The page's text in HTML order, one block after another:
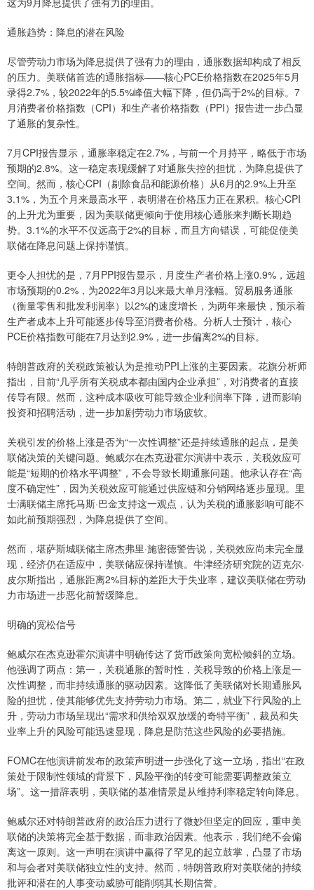
通胀趋势：降息的潜在风险
尽管劳动力市场为降息提供了强有力的理由，通胀数据却构成了相反
的压力。美联储首选的通胀指标——核心PCE价格指数在2025年5月
录得2.7%，较2022年的5.5%峰值大幅下降，但仍高于2%的目标。7
月消费者价格指数（CPI）和生产者价格指数（PPI）报告进一步凸显
了通胀的复杂性。
7月CPI报告显示，通胀率稳定在2.7%，与前一个月持平，略低于市场
预期的2.8%。这一稳定表现缓解了对通胀失控的担忧，为降息提供了
空间。然而，核心CPI（剔除食品和能源价格）从6月的2.9%上升至
3.1%，为五个月来最高水平，表明潜在价格压力正在累积。核心CPI
的上升尤为重要，因为美联储更倾向于使用核心通胀来判断长期趋
势。3.1%的水平不仅远高于2%的目标，而且方向错误，可能促使美
联储在降息问题上保持谨慎。
更令人担忧的是，7月PPI报告显示，月度生产者价格上涨0.9%，远超
市场预期的0.2%，为2022年3月以来最大单月涨幅。贸易服务通胀
（衡量零售和批发利润率）以2%的速度增长，为两年来最快，预示着
生产者成本上升可能逐步传导至消费者价格。分析人士预计，核心
PCE价格指数可能在7月达到2.9%，进一步偏离2%的目标。
特朗普政府的关税政策被认为是推动PPI上涨的主要因素。花旗分析师
指出，目前“几乎所有关税成本都由国内企业承担”，对消费者的直接
传导有限。然而，这种成本吸收可能导致企业利润率下降，进而影响
投资和招聘活动，进一步加剧劳动力市场疲软。
关税引发的价格上涨是否为“一次性调整”还是持续通胀的起点，是美
联储决策的关键问题。鲍威尔在杰克逊霍尔演讲中表示，关税效应可
能是“短期的价格水平调整”，不会导致长期通胀问题。他承认存在“高
度不确定性”，因为关税效应可能通过供应链和分销网络逐步显现。里
士满联储主席托马斯·巴金支持这一观点，认为关税的通胀影响可能不
如此前预期强烈，为降息提供了空间。
然而，堪萨斯城联储主席杰弗里·施密德警告说，关税效应尚未完全显
现，经济仍在适应中，美联储应保持谨慎。牛津经济研究院的迈克尔·
皮尔斯指出，通胀距离2%目标的差距大于失业率，建议美联储在劳动
力市场进一步恶化前暂缓降息。
明确的宽松信号
鲍威尔在杰克逊霍尔演讲中明确传达了货币政策向宽松倾斜的立场。
他强调了两点：第一，关税通胀的暂时性，关税导致的价格上涨是一
次性调整，而非持续通胀的驱动因素。这降低了美联储对长期通胀风
险的担忧，使其能够优先支持劳动力市场。第二，就业下行风险的上
升，劳动力市场呈现出“需求和供给双双放缓的奇特平衡”，裁员和失
业率上升的风险可能迅速显现，降息是防范这些风险的必要措施。
FOMC在他演讲前发布的政策声明进一步强化了这一立场，指出“在政
策处于限制性领域的背景下，风险平衡的转变可能需要调整政策立
场”。这一措辞表明，美联储的基准情景是从维持利率稳定转向降息。
鲍威尔还对特朗普政府的政治压力进行了微妙但坚定的回应，重申美
联储的决策将完全基于数据，而非政治因素。他表示，我们绝不会偏
离这一原则。这一声明在演讲中赢得了罕见的起立鼓掌，凸显了市场
和与会者对美联储独立性的支持。然而，特朗普政府对美联储的持续
批评和潜在的人事变动威胁可能削弱其长期信誉。